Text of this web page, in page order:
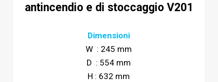
antincendio e di stoccaggio V201
Dimensioni
W : 245 mm
D : 554 mm
H : 632 mm